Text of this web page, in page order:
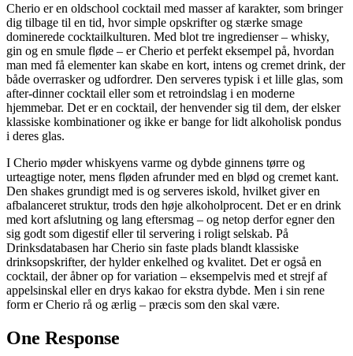
Cherio er en oldschool cocktail med masser af karakter, som bringer
dig tilbage til en tid, hvor simple opskrifter og stærke smage
dominerede cocktailkulturen. Med blot tre ingredienser – whisky,
gin og en smule fløde – er Cherio et perfekt eksempel på, hvordan
man med få elementer kan skabe en kort, intens og cremet drink, der
både overrasker og udfordrer. Den serveres typisk i et lille glas, som
after-dinner cocktail eller som et retroindslag i en moderne
hjemmebar. Det er en cocktail, der henvender sig til dem, der elsker
klassiske kombinationer og ikke er bange for lidt alkoholisk pondus
i deres glas.
I Cherio møder whiskyens varme og dybde ginnens tørre og
urteagtige noter, mens fløden afrunder med en blød og cremet kant.
Den shakes grundigt med is og serveres iskold, hvilket giver en
afbalanceret struktur, trods den høje alkoholprocent. Det er en drink
med kort afslutning og lang eftersmag – og netop derfor egner den
sig godt som digestif eller til servering i roligt selskab. På
Drinksdatabasen har Cherio sin faste plads blandt klassiske
drinksopskrifter, der hylder enkelhed og kvalitet. Det er også en
cocktail, der åbner op for variation – eksempelvis med et strejf af
appelsinskal eller en drys kakao for ekstra dybde. Men i sin rene
form er Cherio rå og ærlig – præcis som den skal være.
One Response